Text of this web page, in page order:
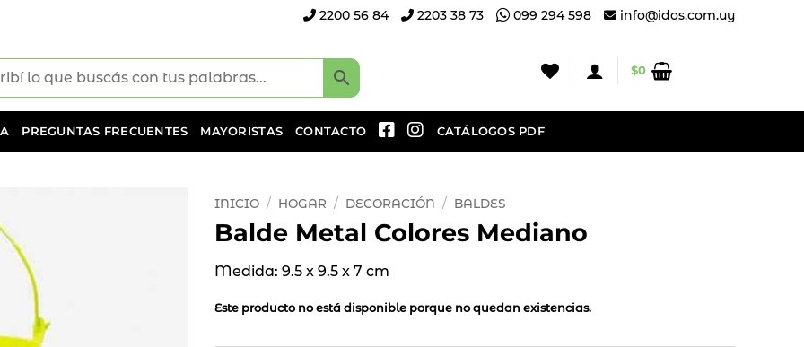
2200 56 84 2203 38 73 099 294 598 info@idos.com.uy
$0
PREGUNTAS FRECUENTES MAYORISTAS CONTACTO CATÁLOGOS PDF
INICIO / HOGAR / DECORACIÓN / BALDES
Balde Metal Colores Mediano
Medida: 9.5 x 9.5 x 7 cm
Este producto no está disponible porque no quedan existencias.